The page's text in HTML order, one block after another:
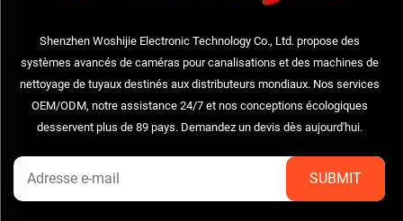
Shenzhen Woshijie Electronic Technology Co., Ltd. propose des
systèmes avancés de caméras pour canalisations et des machines de
nettoyage de tuyaux destinés aux distributeurs mondiaux. Nos services
OEM/ODM, notre assistance 24/7 et nos conceptions écologiques
desservent plus de 89 pays. Demandez un devis dès aujourd'hui.